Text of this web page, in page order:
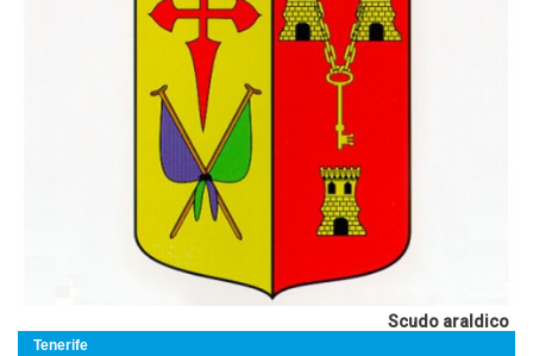
Tenerife
Scudo araldico